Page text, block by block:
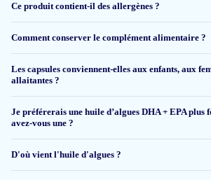
Gebruik het nu 3 weken 2 maal daags 1 capsule
prijs is ook goed.
Ce produit contient-il des allergènes ?
Comment conserver le complément alimentaire ?
Les capsules conviennent-elles aux enfants, aux
allaitantes ?
Je préférerais une huile d’algues DHA + EPA plus
avez-vous une ?
D'où vient l'huile d'algues ?